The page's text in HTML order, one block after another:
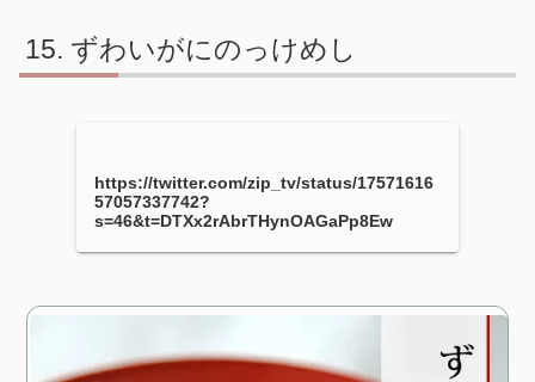
ずわいがにのっけめし
https://twitter.com/zip_tv/status/17571616
57057337742?
s=46&t=DTXx2rAbrTHynOAGaPp8Ew